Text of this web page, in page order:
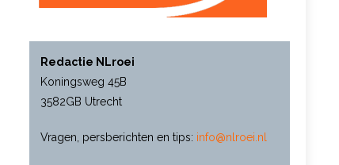
Redactie NLroei
Koningsweg 45B
3582GB Utrecht
Vragen, persberichten en tips: info@nlroei.nl